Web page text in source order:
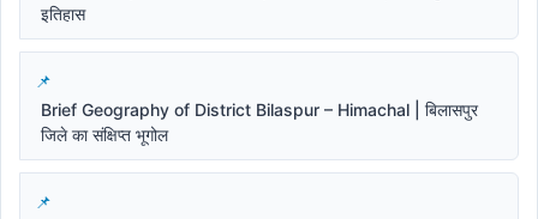
इतिहास
Brief Geography of District Bilaspur – Himachal | बिलासपुर
जिले का संक्षिप्त भूगोल